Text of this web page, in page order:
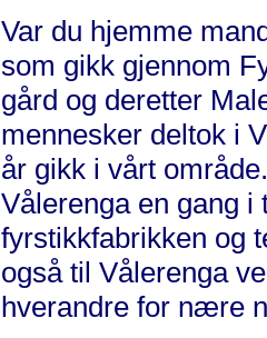
Var du hjemme
som gikk gjennom
gård og deretter
mennesker deltok i
år gikk i vårt
Vålerenga en gang
fyrstikkfabrikken og
også til Vålerenga
hverandre for nære